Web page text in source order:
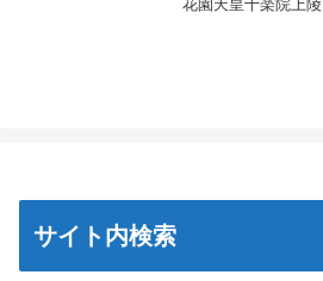
花園天皇十楽院上陵
サイト内検索